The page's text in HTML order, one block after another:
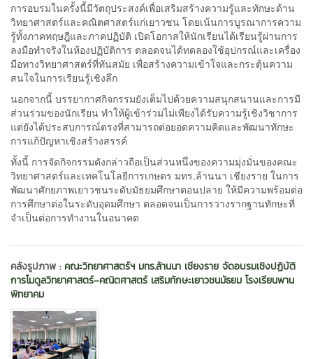
การอบรมในครั้งนี้มีวัตถุประสงค์เพื่อเสริมสร้างความรู้และทักษะด้าน
วิทยาศาสตร์และคณิตศาสตร์แก่เยาวชน โดยเน้นการบูรณาการความ
รู้ทั้งภาคทฤษฎีและภาคปฏิบัติ เปิดโอกาสให้นักเรียนได้เรียนรู้ผ่านการ
ลงมือทำจริงในห้องปฏิบัติการ ตลอดจนได้ทดลองใช้อุปกรณ์และเครื่อง
มือทางวิทยาศาสตร์ที่ทันสมัย เพื่อสร้างความเข้าใจและกระตุ้นความ
สนใจในการเรียนรู้เชิงลึก
นอกจากนี้ บรรยากาศกิจกรรมยังเต็มไปด้วยความสนุกสนานและการมี
ส่วนร่วมของนักเรียน ทำให้ผู้เข้าร่วมไม่เพียงได้รับความรู้เชิงวิชาการ
แต่ยังได้ประสบการณ์ตรงที่สามารถต่อยอดความคิดและพัฒนาทักษะ
การแก้ปัญหาเชิงสร้างสรรค์
ทั้งนี้ การจัดกิจกรรมดังกล่าวถือเป็นส่วนหนึ่งของความมุ่งมั่นของคณะ
วิทยาศาสตร์และเทคโนโลยีการเกษตร มทร.ล้านนา เชียงราย ในการ
พัฒนาศักยภาพเยาวชนระดับมัธยมศึกษาตอนปลาย ให้มีความพร้อมต่อ
การศึกษาต่อในระดับอุดมศึกษา ตลอดจนเป็นการวางรากฐานทักษะที่
จำเป็นต่อการทำงานในอนาคต
คลังรูปภาพ : คณะวิทยาศาสตร์ฯ มทร.ล้านนา เชียงราย จัดอบรมเชิงปฏิบัติ
การโมดูลวิทยาศาสตร์–คณิตศาสตร์ เสริมทักษะเยาวชนมัธยม โรงเรียนพาน
พิทยาคม